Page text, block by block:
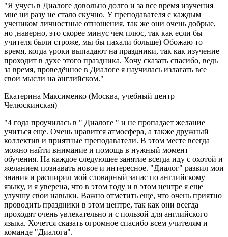
"Я учусь в Диалоге довольно долго и за все время изучения
мне ни разу не стало скучно. У преподавателя с каждым
учеником личностные отношения, так же они очень добрые,
но ,наверно, это скорее минус чем плюс, так как если бы
учителя были строже, мы бы пахали больше) Обожаю то
время, когда уроки выпадают на праздники, так как изучение
проходит в духе этого праздника. Хочу сказать спасибо, ведь
за время, проведённое в Диалоге я научилась излагать все
свои мысли на английском."
Екатерина Максименко (Москва, учебный центр
Челюскинская)
"4 года проучилась в " Диалоге " и не пропадает желание
учиться еще. Очень нравится атмосфера, а также дружный
коллектив и приятные преподаватели. В этом месте всегда
можно найти внимание и помощь в нужный момент
обучения. На каждое следующее занятие всегда иду с охотой и
желанием познавать новое и интересное. "Диалог" развил мои
знания и расширил мой словарный запас по английскому
языку, и я уверена, что в этом году и в этом центре я еще
улучшу свои навыки. Важно отметить еще, что очень приятно
проводить праздники в этом центре, так как они всегда
проходят очень увлекательно и с пользой для английского
языка. Хочется сказать огромное спасибо всем учителям и
команде "Диалога".